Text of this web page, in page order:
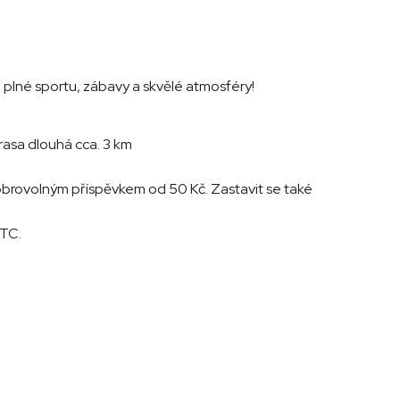
sportu, zábavy a skvělé atmosféry!
dlouhá cca. 3 km
příspěvkem od 50 Kč. Zastavit se také